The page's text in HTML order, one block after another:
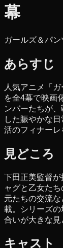
幕
ガールズ＆パ
あらすじ
人気アニメ「
を全4幕で映画
ンバーたちが
した賑やかな
活のフィナーレ
見どころ
下田正美監督
ャグと乙女た
元たちの交流
載。シリーズ
合いが大きな見
キャスト